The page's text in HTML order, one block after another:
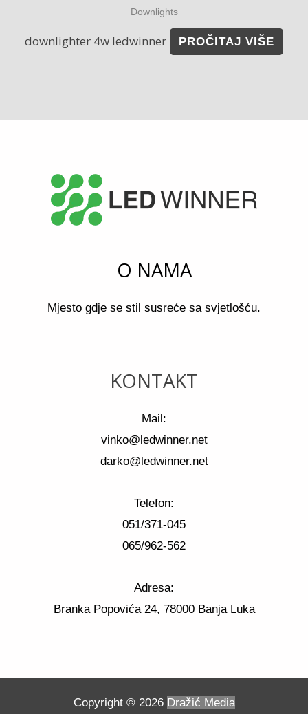
Downlights
downlighter 4w ledwinner PROČITAJ VIŠE
O NAMA
Mjesto gdje se stil susreće sa svjetlošću.
KONTAKT
Mail:
vinko@ledwinner.net
darko@ledwinner.net
Telefon:
051/371-045
065/962-562
Adresa:
Branka Popovića 24, 78000 Banja Luka
Copyright © 2026 Dražić Media